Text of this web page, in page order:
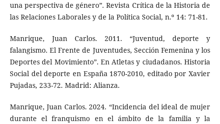
una perspectiva de género”. Revista Crítica de la Historia de
las Relaciones Laborales y de la Política Social, n.º 14: 71-81.
Manrique, Juan Carlos. 2011. “Juventud, deporte y
falangismo. El Frente de Juventudes, Sección Femenina y los
Deportes del Movimiento”. En Atletas y ciudadanos. Historia
Social del deporte en España 1870-2010, editado por Xavier
Pujadas, 233-72. Madrid: Alianza.
Manrique, Juan Carlos. 2024. “Incidencia del ideal de mujer
durante el franquismo en el ámbito de la familia y la